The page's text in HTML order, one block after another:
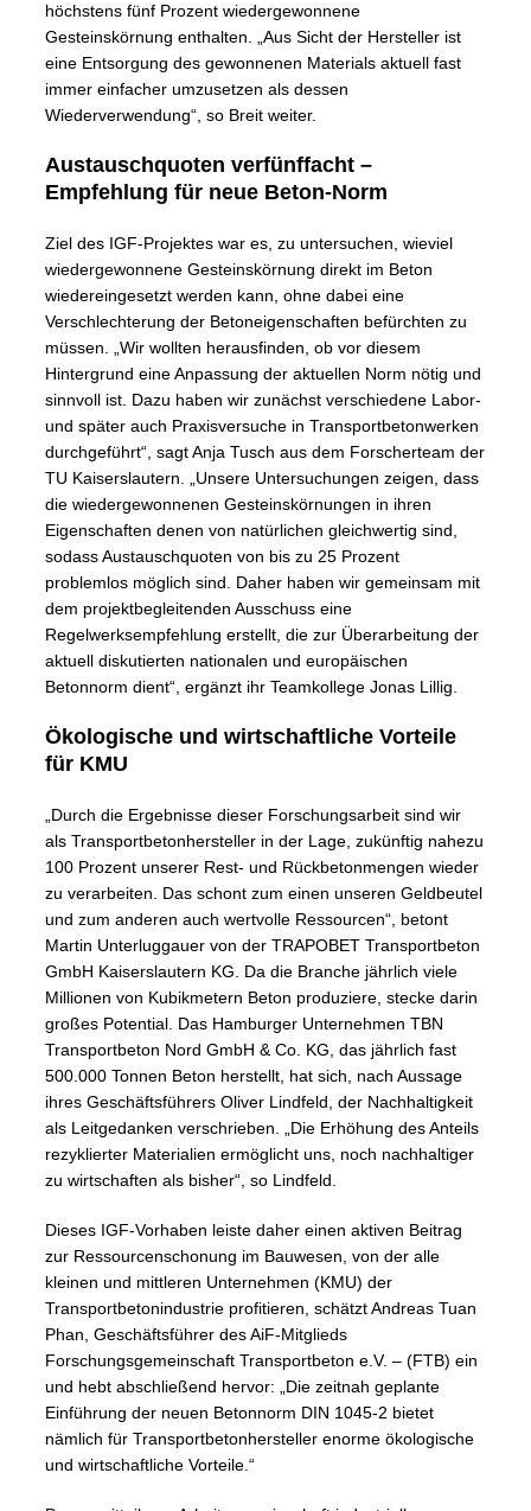
höchstens fünf Prozent wiedergewonnene
Gesteinskörnung enthalten. „Aus Sicht der Hersteller ist
eine Entsorgung des gewonnenen Materials aktuell fast
immer einfacher umzusetzen als dessen
Wiederverwendung“, so Breit weiter.
Austauschquoten verfünffacht –
Empfehlung für neue Beton-Norm
Ziel des IGF-Projektes war es, zu untersuchen, wieviel
wiedergewonnene Gesteinskörnung direkt im Beton
wiedereingesetzt werden kann, ohne dabei eine
Verschlechterung der Betoneigenschaften befürchten zu
müssen. „Wir wollten herausfinden, ob vor diesem
Hintergrund eine Anpassung der aktuellen Norm nötig und
sinnvoll ist. Dazu haben wir zunächst verschiedene Labor-
und später auch Praxisversuche in Transportbetonwerken
durchgeführt“, sagt Anja Tusch aus dem Forscherteam der
TU Kaiserslautern. „Unsere Untersuchungen zeigen, dass
die wiedergewonnenen Gesteinskörnungen in ihren
Eigenschaften denen von natürlichen gleichwertig sind,
sodass Austauschquoten von bis zu 25 Prozent
problemlos möglich sind. Daher haben wir gemeinsam mit
dem projektbegleitenden Ausschuss eine
Regelwerksempfehlung erstellt, die zur Überarbeitung der
aktuell diskutierten nationalen und europäischen
Betonnorm dient“, ergänzt ihr Teamkollege Jonas Lillig.
Ökologische und wirtschaftliche Vorteile
für KMU
„Durch die Ergebnisse dieser Forschungsarbeit sind wir
als Transportbetonhersteller in der Lage, zukünftig nahezu
100 Prozent unserer Rest- und Rückbetonmengen wieder
zu verarbeiten. Das schont zum einen unseren Geldbeutel
und zum anderen auch wertvolle Ressourcen“, betont
Martin Unterluggauer von der TRAPOBET Transportbeton
GmbH Kaiserslautern KG. Da die Branche jährlich viele
Millionen von Kubikmetern Beton produziere, stecke darin
großes Potential. Das Hamburger Unternehmen TBN
Transportbeton Nord GmbH & Co. KG, das jährlich fast
500.000 Tonnen Beton herstellt, hat sich, nach Aussage
ihres Geschäftsführers Oliver Lindfeld, der Nachhaltigkeit
als Leitgedanken verschrieben. „Die Erhöhung des Anteils
rezyklierter Materialien ermöglicht uns, noch nachhaltiger
zu wirtschaften als bisher“, so Lindfeld.
Dieses IGF-Vorhaben leiste daher einen aktiven Beitrag
zur Ressourcenschonung im Bauwesen, von der alle
kleinen und mittleren Unternehmen (KMU) der
Transportbetonindustrie profitieren, schätzt Andreas Tuan
Phan, Geschäftsführer des AiF-Mitglieds
Forschungsgemeinschaft Transportbeton e.V. – (FTB) ein
und hebt abschließend hervor: „Die zeitnah geplante
Einführung der neuen Betonnorm DIN 1045-2 bietet
nämlich für Transportbetonhersteller enorme ökologische
und wirtschaftliche Vorteile.“